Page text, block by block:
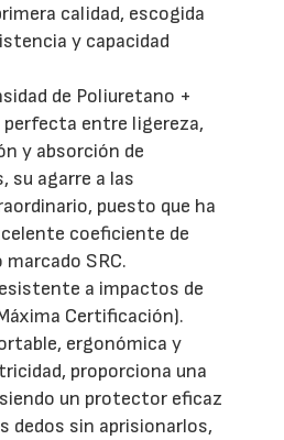
calidad, escogida
y capacidad
de Poliuretano +
perfecta entre ligereza,
y absorción de
su agarre a las
puesto que ha
coeficiente de
SRC.
a impactos de
Certificación).
ergonómica y
proporciona una
un protector eficaz
dedos sin aprisionarlos,